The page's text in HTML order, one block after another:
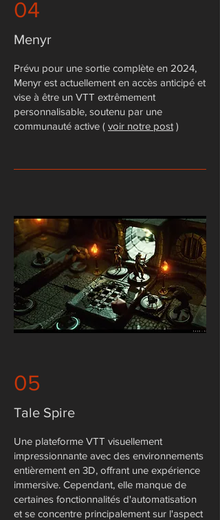
04
Menyr
​Prévu pour une sortie complète en 2024,
Menyr est actuellement en accès anticipé et
vise à être un VTT extrêmement
personnalisable, soutenu par une
communauté active ( voir notre post )
05
Tale Spire
​Une plateforme VTT visuellement
impressionnante avec des environnements
entièrement en 3D, offrant une expérience
immersive. Cependant, elle manque de
certaines fonctionnalités d'automatisation
et se concentre principalement sur l'aspect